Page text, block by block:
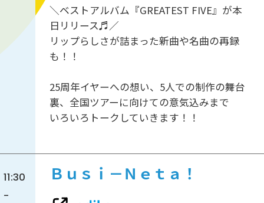
＼ベストアルバム『GREATEST FIVE』が本
日リリース♬／
リップらしさが詰まった新曲や名曲の再録
も！！
25周年イヤーへの想い、5人での制作の舞台
裏、全国ツアーに向けての意気込みまで
いろいろトークしていきます！！
11:30
-
Ｂｕｓｉ－Ｎｅｔａ！